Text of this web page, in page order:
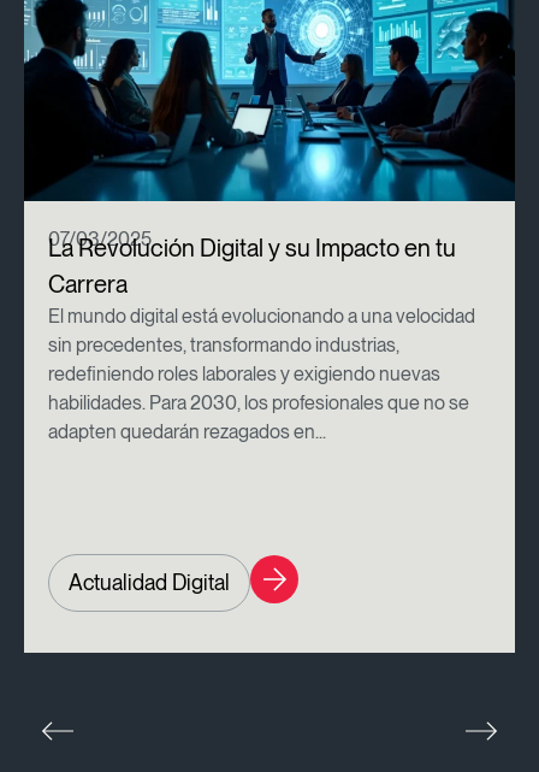
07/03/2025
La Revolución Digital y su Impacto en tu
Carrera
El mundo digital está evolucionando a una velocidad
sin precedentes, transformando industrias,
redefiniendo roles laborales y exigiendo nuevas
habilidades. Para 2030, los profesionales que no se
adapten quedarán rezagados en...
Actualidad Digital